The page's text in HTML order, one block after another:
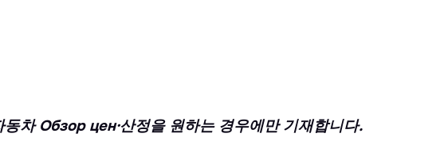
차 Обзор цен·산정을 원하는 경우에만 기재합니다.